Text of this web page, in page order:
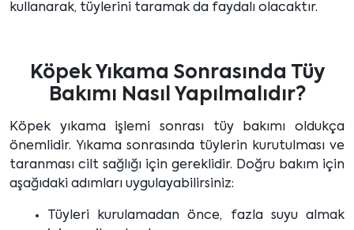
kullanarak, tüylerini taramak da faydalı olacaktır.
Köpek Yıkama Sonrasında Tüy
Bakımı Nasıl Yapılmalıdır?
Köpek yıkama işlemi sonrası tüy bakımı oldukça
önemlidir. Yıkama sonrasında tüylerin kurutulması ve
taranması cilt sağlığı için gereklidir. Doğru bakım için
aşağıdaki adımları uygulayabilirsiniz:
Tüyleri kurulamadan önce, fazla suyu almak